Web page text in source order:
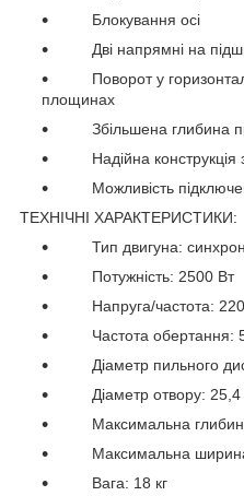
Блокування осі
Дві напрямні на
Поворот у
площинах
Збільшена глибина
Надійна конструкція з
Можливість
ТЕХНІЧНІ ХАРАКТЕРИСТИКИ:
Тип двигуна:
Потужність: 2500 Вт
Напруга/частота:
Частота обертання:
Діаметр пильного
Діаметр отвору:
Максимальна
Максимальна ширина
Вага: 18 кг